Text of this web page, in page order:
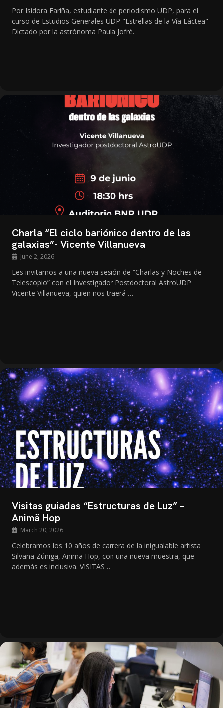
Por Isidora Fariña, estudiante de periodismo UDP, para el
curso de Estudios Generales UDP "Estrellas de la Vía Láctea"
Dictado por la astrónoma Paula Jofré.
Charla “El ciclo bariónico dentro de las
galaxias”- Vicente Villanueva
June 2, 2026
Les invitamos a una nueva sesión de “Charlas y Noches de
Telescopio” con el Investigador Postdoctoral AstroUDP
Vicente Villanueva, quien nos traerá …
Visitas guiadas “Estructuras de Luz” –
Animä Hop
March 20, 2026
Celebramos los 10 años de carrera de la inigualable artista
Silvana Zúñiga, Animä Hop, con una nueva muestra, que
además es inclusiva. VISITAS …